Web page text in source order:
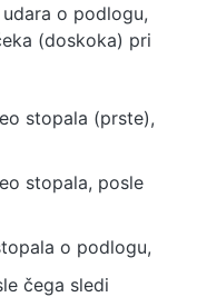
o podlogu,
(doskoka) pri
stopala (prste),
stopala, posle
o podlogu,
čega sledi